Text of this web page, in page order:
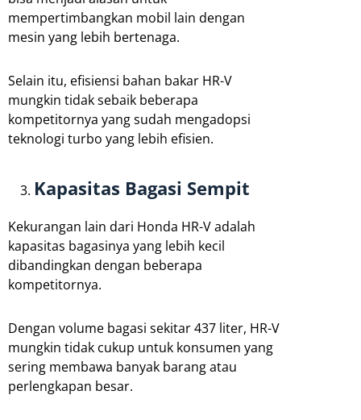
mempertimbangkan mobil lain dengan
mesin yang lebih bertenaga.
Selain itu, efisiensi bahan bakar HR-V
mungkin tidak sebaik beberapa
kompetitornya yang sudah mengadopsi
teknologi turbo yang lebih efisien.
Kapasitas Bagasi Sempit
Kekurangan lain dari Honda HR-V adalah
kapasitas bagasinya yang lebih kecil
dibandingkan dengan beberapa
kompetitornya.
Dengan volume bagasi sekitar 437 liter, HR-V
mungkin tidak cukup untuk konsumen yang
sering membawa banyak barang atau
perlengkapan besar.